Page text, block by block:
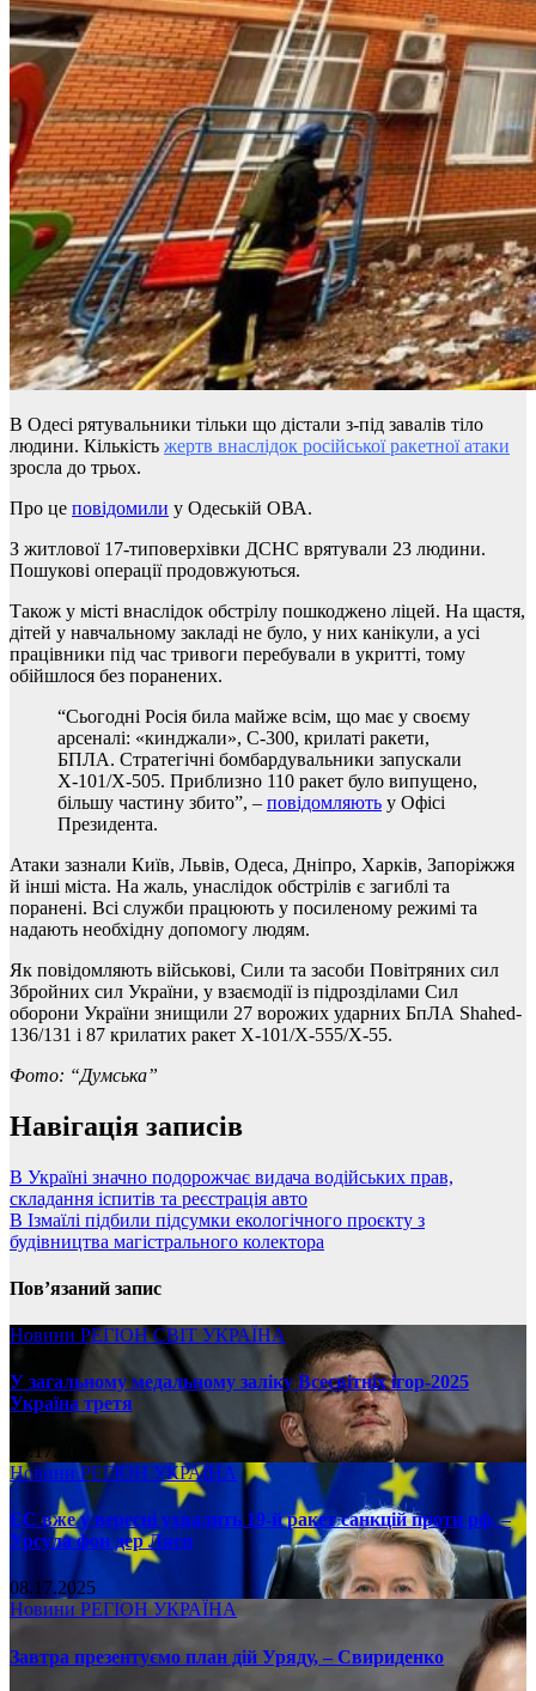
В Одесі рятувальники тільки що дістали з-під завалів тіло
людини. Кількість жертв внаслідок російської ракетної атаки
зросла до трьох.
Про це повідомили у Одеській ОВА.
З житлової 17-типоверхівки ДСНС врятували 23 людини.
Пошукові операції продовжуються.
Також у місті внаслідок обстрілу пошкоджено ліцей. На щастя,
дітей у навчальному закладі не було, у них канікули, а усі
працівники під час тривоги перебували в укритті, тому
обійшлося без поранених.
“Сьогодні Росія била майже всім, що має у своєму
арсеналі: «кинджали», С-300, крилаті ракети,
БПЛА. Стратегічні бомбардувальники запускали
Х-101/Х-505. Приблизно 110 ракет було випущено,
більшу частину збито”, – повідомляють у Офісі
Президента.
Атаки зазнали Київ, Львів, Одеса, Дніпро, Харків, Запоріжжя
й інші міста. На жаль, унаслідок обстрілів є загиблі та
поранені. Всі служби працюють у посиленому режимі та
надають необхідну допомогу людям.
Як повідомляють військові, Сили та засоби Повітряних сил
Збройних сил України, у взаємодії із підрозділами Сил
оборони України знищили 27 ворожих ударних БпЛА Shahed-
136/131 і 87 крилатих ракет Х-101/Х-555/Х-55.
Фото: “Думська”
Навігація записів
В Україні значно подорожчає видача водійських прав,
складання іспитів та реєстрація авто
В Ізмаїлі підбили підсумки екологічного проєкту з
будівництва магістрального колектора
Пов’язаний запис
Новини РЕГІОНСВІТ УКРАЇНА
У загальному медальному заліку Всесвітніх ігор-2025
Україна третя
08.17.2025
НовиниРЕГІОН УКРАЇНА
ЄС вже у вересні ухвалить 19-й ракет санкцій проти рф, –
Урсула фон дер Ляєн
08.17.2025
Новини РЕГІОН УКРАЇНА
Завтра презентуємо план дій Уряду, – Свириденко